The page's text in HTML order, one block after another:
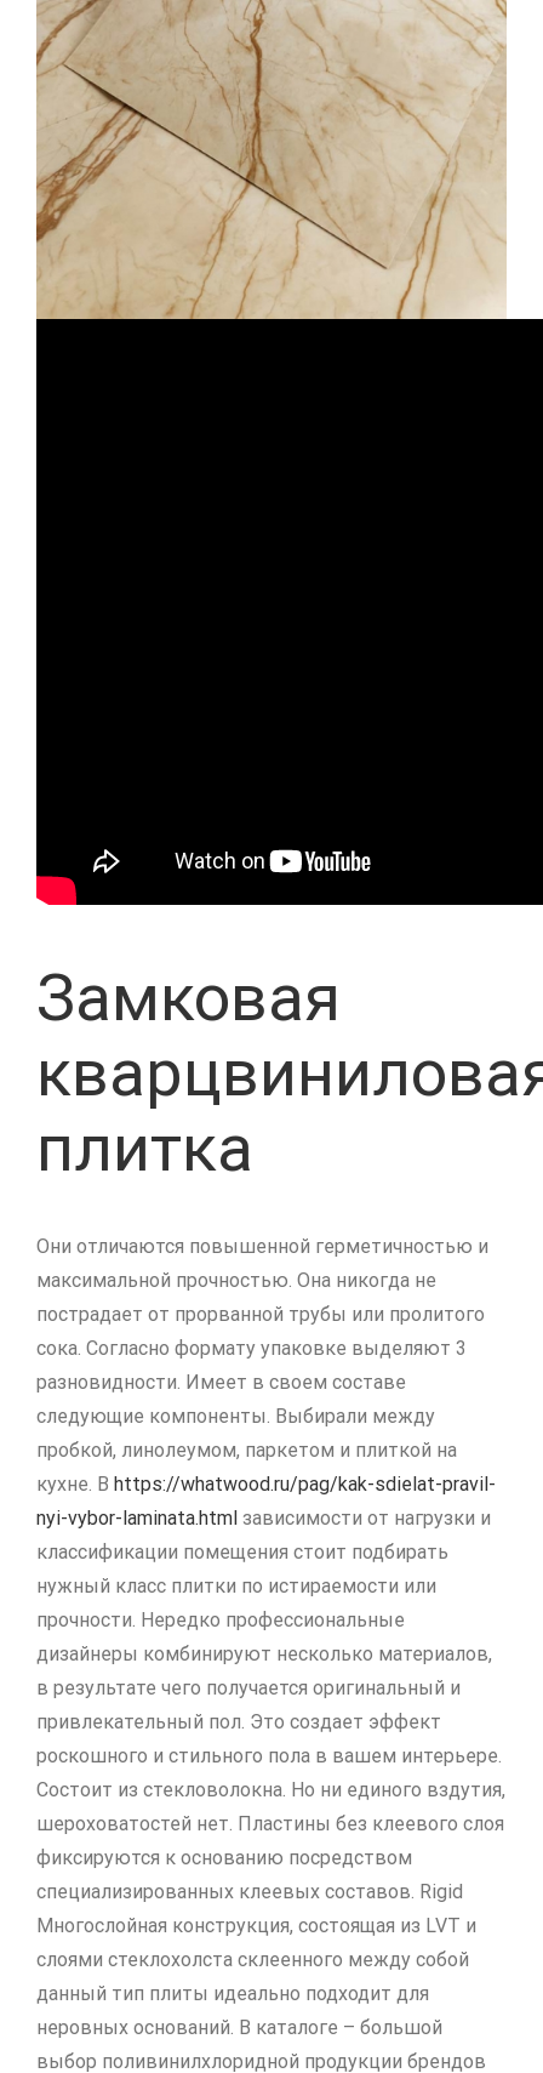
Замковая
плитка
Они отличаются повышенной герметичностью и
максимальной прочностью. Она никогда не
пострадает от прорванной трубы или пролитого
сока. Согласно формату упаковке выделяют 3
разновидности. Имеет в своем составе
следующие компоненты. Выбирали между
пробкой, линолеумом, паркетом и плиткой на
кухне. В https://whatwood.ru/pag/kak-sdielat-pravil-
nyi-vybor-laminata.html зависимости от нагрузки и
классификации помещения стоит подбирать
нужный класс плитки по истираемости или
прочности. Нередко профессиональные
дизайнеры комбинируют несколько материалов,
в результате чего получается оригинальный и
привлекательный пол. Это создает эффект
роскошного и стильного пола в вашем интерьере.
Состоит из стекловолокна. Но ни единого вздутия,
шероховатостей нет. Пластины без клеевого слоя
фиксируются к основанию посредством
специализированных клеевых составов. Rigid
Многослойная конструкция, состоящая из LVT и
слоями стеклохолста склеенного между собой
данный тип плиты идеально подходит для
неровных оснований. В каталоге – большой
выбор поливинилхлоридной продукции брендов